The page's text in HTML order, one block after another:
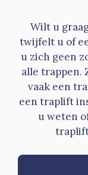
Wilt u
twijfelt u of
u zich geen
alle trappen.
vaak een
een traplift
u weten